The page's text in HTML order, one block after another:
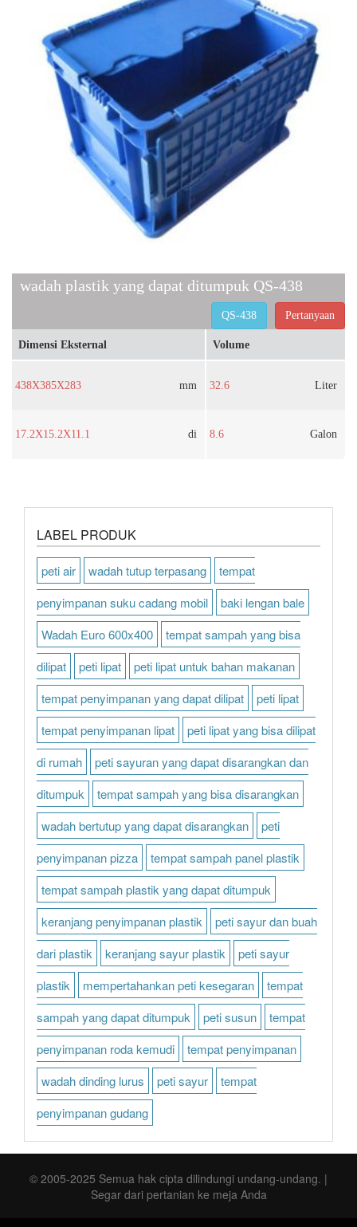
wadah plastik yang dapat ditumpuk QS-438
Pertanyaan
QS-438
Dimensi Eksternal
438X385X283 mm
17.2X15.2X11.1 di
Volume
32.6 Liter
8.6 Galon
LABEL PRODUK
peti air wadah tutup terpasang
tempat
penyimpanan suku cadang mobil
baki lengan bale
Wadah Euro 600x400
tempat sampah yang bisa
dilipat
peti lipat
peti lipat untuk bahan makanan
tempat penyimpanan yang dapat dilipat
peti lipat
tempat penyimpanan lipat
peti lipat yang bisa dilipat
di rumah
peti sayuran yang dapat disarangkan dan
ditumpuk
tempat sampah yang bisa disarangkan
wadah bertutup yang dapat disarangkan
peti
penyimpanan pizza
tempat sampah panel plastik
tempat sampah plastik yang dapat ditumpuk
keranjang penyimpanan plastik
peti sayur dan buah
dari plastik
keranjang sayur plastik
peti sayur
plastik
mempertahankan peti kesegaran
tempat
sampah yang dapat ditumpuk
peti susun
tempat
penyimpanan roda kemudi
tempat penyimpanan
wadah dinding lurus
peti sayur
tempat
penyimpanan gudang
© 2005-2025 Semua hak cipta dilindungi undang-undang. |
Segar dari pertanian ke meja Anda